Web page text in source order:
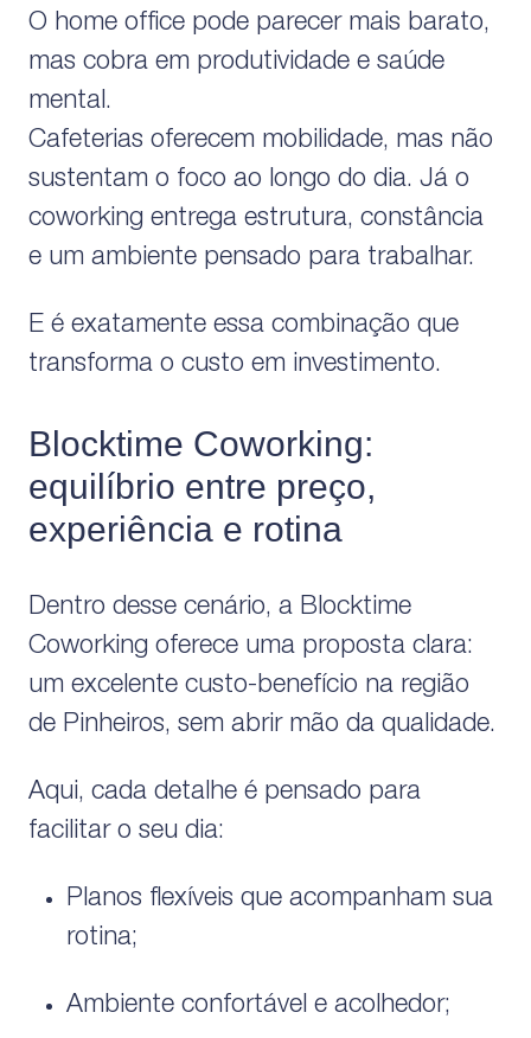
O home office pode parecer mais barato,
mas cobra em produtividade e saúde
mental.
Cafeterias oferecem mobilidade, mas não
sustentam o foco ao longo do dia. Já o
coworking entrega estrutura, constância
e um ambiente pensado para trabalhar.
E é exatamente essa combinação que
transforma o custo em investimento.
Blocktime Coworking:
equilíbrio entre preço,
experiência e rotina
Dentro desse cenário, a Blocktime
Coworking oferece uma proposta clara:
um excelente custo-benefício na região
de Pinheiros, sem abrir mão da qualidade.
Aqui, cada detalhe é pensado para
facilitar o seu dia:
Planos flexíveis que acompanham sua
rotina;
Ambiente confortável e acolhedor;